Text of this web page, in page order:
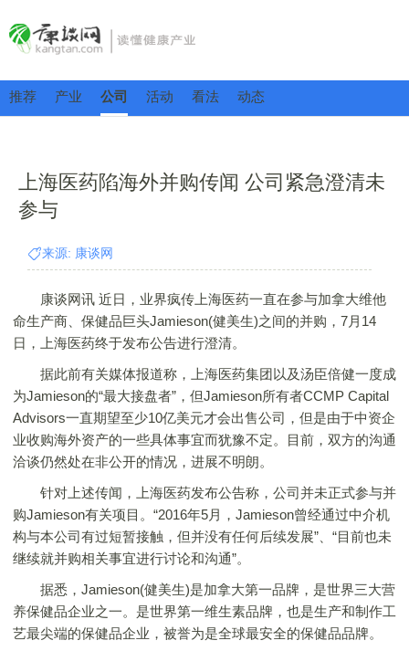
推荐 产业 公司 活动 看法 动态
上海医药陷海外并购传闻 公司紧急澄清未
参与
来源: 康谈网
康谈网讯 近日，业界疯传上海医药一直在参与加拿大维他
命生产商、保健品巨头Jamieson(健美生)之间的并购，7月14
日，上海医药终于发布公告进行澄清。
据此前有关媒体报道称，上海医药集团以及汤臣倍健一度成
为Jamieson的“最大接盘者”，但Jamieson所有者CCMP Capital
Advisors一直期望至少10亿美元才会出售公司，但是由于中资企
业收购海外资产的一些具体事宜而犹豫不定。目前，双方的沟通
洽谈仍然处在非公开的情况，进展不明朗。
针对上述传闻，上海医药发布公告称，公司并未正式参与并
购Jamieson有关项目。“2016年5月，Jamieson曾经通过中介机
构与本公司有过短暂接触，但并没有任何后续发展”、“目前也未
继续就并购相关事宜进行讨论和沟通”。
据悉，Jamieson(健美生)是加拿大第一品牌，是世界三大营
养保健品企业之一。是世界第一维生素品牌，也是生产和制作工
艺最尖端的保健品企业，被誉为是全球最安全的保健品品牌。